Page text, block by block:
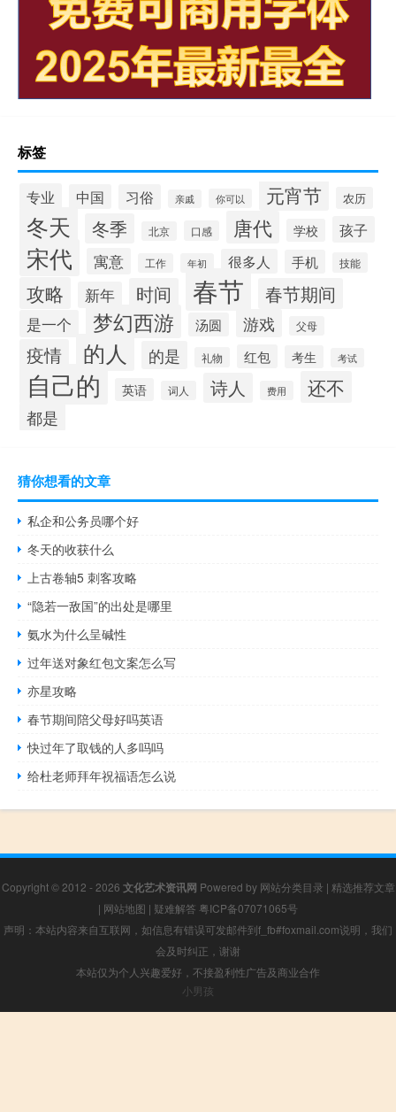
标签
专业 中国 习俗 亲戚 你可以 元宵节 农历
冬天 冬季 北京 口感 唐代 学校 孩子
宋代 寓意 工作 年初 很多人 手机 技能
攻略 新年 时间 春节 春节期间
是一个 梦幻西游 汤圆 游戏 父母
疫情 的人 的是 礼物 红包 考生 考试
自己的 英语 词人 诗人 费用 还不
都是
猜你想看的文章
私企和公务员哪个好
冬天的收获什么
上古卷轴5 刺客攻略
“隐若一敌国”的出处是哪里
氨水为什么呈碱性
过年送对象红包文案怎么写
亦星攻略
春节期间陪父母好吗英语
快过年了取钱的人多吗吗
给杜老师拜年祝福语怎么说
Copyright © 2012 - 2026 文化艺术资讯网 Powered by 网站分类目录 | 精选推荐文章
| 网站地图 | 疑难解答 粤ICP备07071065号
声明：本站内容来自互联网，如信息有错误可发邮件到f_fb#foxmail.com说明，我们
会及时纠正，谢谢
本站仅为个人兴趣爱好，不接盈利性广告及商业合作
小男孩